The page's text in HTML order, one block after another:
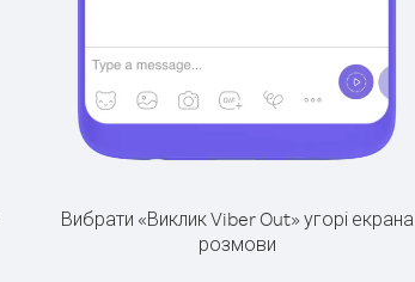
Вибрати «Виклик Viber Out» угорі екрана
розмови